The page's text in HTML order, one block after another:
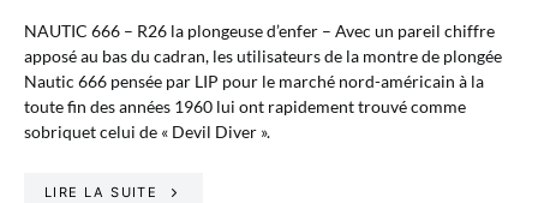
NAUTIC 666 – R26 la plongeuse d’enfer – Avec un pareil chiffre
apposé au bas du cadran, les utilisateurs de la montre de plongée
Nautic 666 pensée par LIP pour le marché nord-américain à la
toute fin des années 1960 lui ont rapidement trouvé comme
sobriquet celui de « Devil Diver ».
LIRE LA SUITE